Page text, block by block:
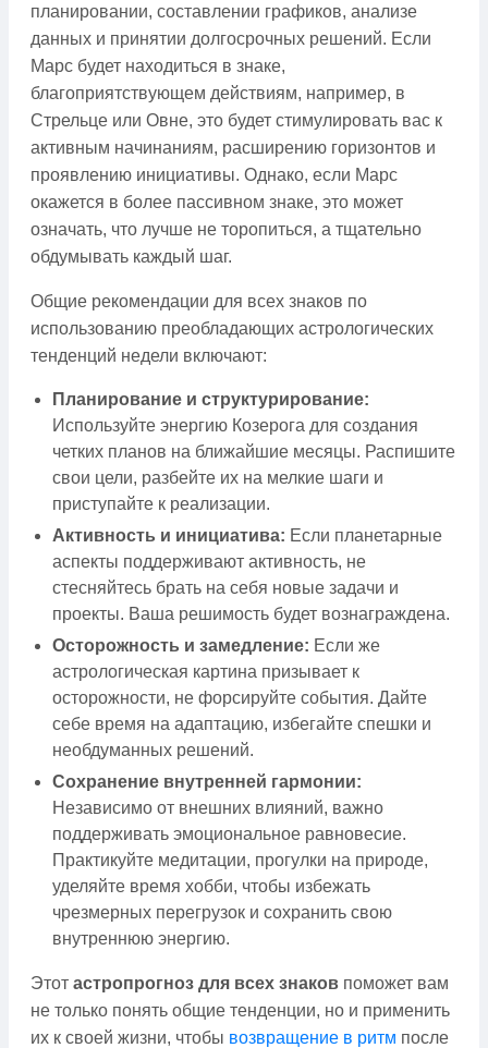
планировании, составлении графиков, анализе
данных и принятии долгосрочных решений. Если
Марс будет находиться в знаке,
благоприятствующем действиям, например, в
Стрельце или Овне, это будет стимулировать вас к
активным начинаниям, расширению горизонтов и
проявлению инициативы. Однако, если Марс
окажется в более пассивном знаке, это может
означать, что лучше не торопиться, а тщательно
обдумывать каждый шаг.
Общие рекомендации для всех знаков по
использованию преобладающих астрологических
тенденций недели включают:
Планирование и структурирование:
Используйте энергию Козерога для создания
четких планов на ближайшие месяцы. Распишите
свои цели, разбейте их на мелкие шаги и
приступайте к реализации.
Активность и инициатива: Если планетарные
аспекты поддерживают активность, не
стесняйтесь брать на себя новые задачи и
проекты. Ваша решимость будет вознаграждена.
Осторожность и замедление: Если же
астрологическая картина призывает к
осторожности, не форсируйте события. Дайте
себе время на адаптацию, избегайте спешки и
необдуманных решений.
Сохранение внутренней гармонии:
Независимо от внешних влияний, важно
поддерживать эмоциональное равновесие.
Практикуйте медитации, прогулки на природе,
уделяйте время хобби, чтобы избежать
чрезмерных перегрузок и сохранить свою
внутреннюю энергию.
Этот астропрогноз для всех знаков поможет вам
не только понять общие тенденции, но и применить
их к своей жизни, чтобы возвращение в ритм после